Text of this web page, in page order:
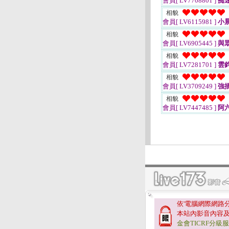
相貌
會員[ LV6115981 ] 小
相貌
會員[ LV6905445 ] 與
相貌
會員[ LV7281701 ] 雲
相貌
會員[ LV3709249 ] 強
相貌
會員[ LV7447485 ] 阿
依'電腦網際網路
本站內影音內容
金會TICRF分級